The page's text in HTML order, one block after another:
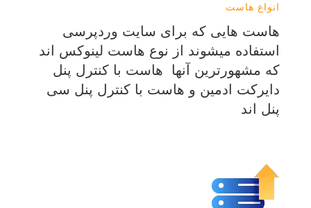
انواع هاست
هاست هایی که برای سایت وردپرسی
استفاده میشوند از نوع هاست لینوکس اند
که مشهورترین آنها هاست با کنترل پنل
دایرکت ادمین و هاست با کنترل پنل سی
پنل اند